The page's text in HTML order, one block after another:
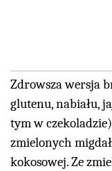
Zdrowsza wersja
glutenu, nabiału,
tym w
zmielonych
kokosowej. Ze